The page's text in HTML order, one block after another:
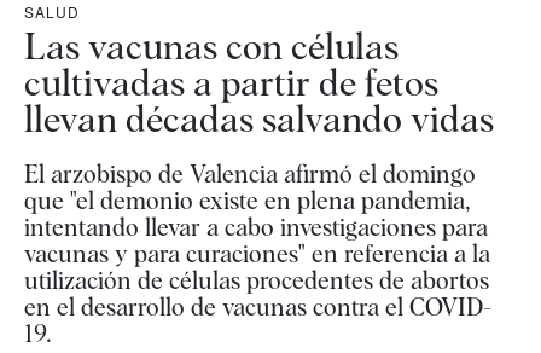
SALUD
Las vacunas con células
cultivadas a partir de fetos
llevan décadas salvando vidas
El arzobispo de Valencia afirmó el domingo
que "el demonio existe en plena pandemia,
intentando llevar a cabo investigaciones para
vacunas y para curaciones" en referencia a la
utilización de células procedentes de abortos
en el desarrollo de vacunas contra el COVID-
19.